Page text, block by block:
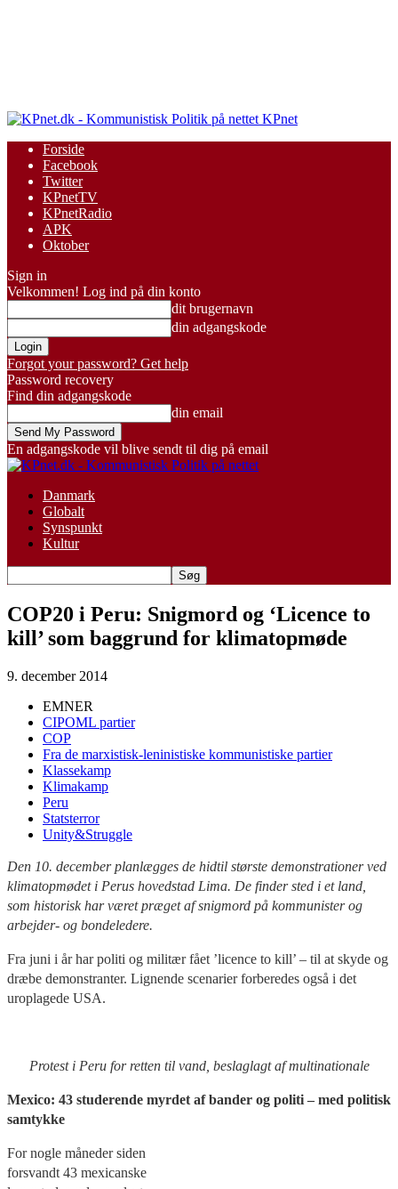
KPnet
Forside
Facebook
Twitter
KPnetTV
KPnetRadio
APK
Oktober
Sign in
Velkommen! Log ind på din konto
dit brugernavn
din adgangskode
Forgot your password? Get help
Password recovery
Find din adgangskode
din email
En adgangskode vil blive sendt til dig på email
Danmark
Globalt
Synspunkt
Kultur
COP20 i Peru: Snigmord og ‘Licence to
kill’ som baggrund for klimatopmøde
9. december 2014
EMNER
CIPOML partier
COP
Fra de marxistisk-leninistiske kommunistiske partier
Klassekamp
Klimakamp
Peru
Statsterror
Unity&Struggle
Den 10. december planlægges de hidtil største demonstrationer ved
klimatopmødet i Perus hovedstad Lima. De finder sted i et land,
som historisk har været præget af snigmord på kommunister og
arbejder- og bondeledere.
Fra juni i år har politi og militær fået ’licence to kill’ – til at skyde og
dræbe demonstranter. Lignende scenarier forberedes også i det
uroplagede USA.
Protest i Peru for retten til vand, beslaglagt af multinationale
Mexico: 43 studerende myrdet af bander og politi – med politisk
samtykke
For nogle måneder siden
forsvandt 43 mexicanske